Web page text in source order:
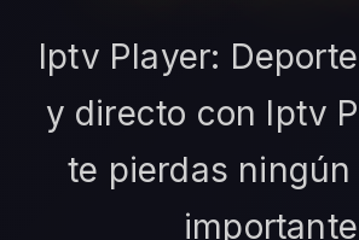
Iptv Player:
y directo con Iptv
te pierdas
importante